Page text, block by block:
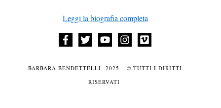
Leggi la biografia completa
BARBARA BENDETTELLI 2025 – © TUTTI I DIRITTI
RISERVATI